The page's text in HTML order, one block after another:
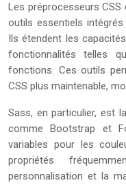
Les préprocesseurs
outils essentiels
Ils étendent les
fonctionnalités telles
fonctions. Ces outils
CSS plus maintenable,
Sass, en particulier, est
comme Bootstrap et
variables pour les
propriétés
personnalisation et la